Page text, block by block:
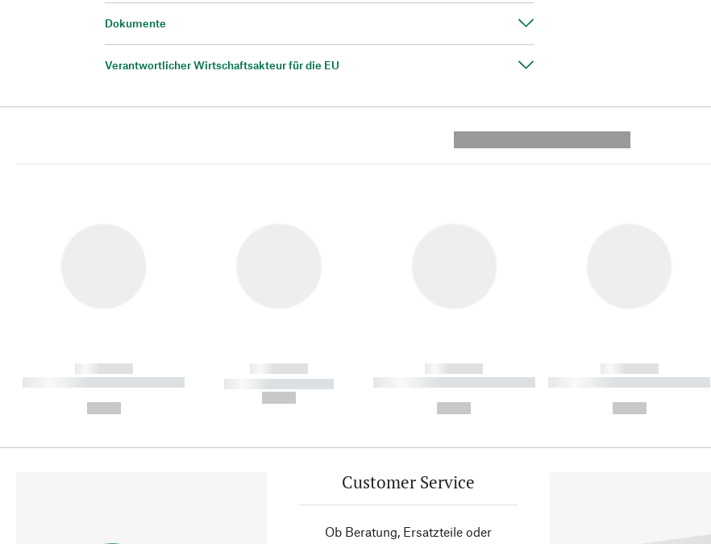
Dokumente
Verantwortlicher Wirtschaftsakteur für die EU
------------
----------- ----------- ----------
------------
----------- -----------
------------
----------- ----------- ----------
------------
----------- ----------- ----------
Customer Service
Ob Beratung, Ersatzteile oder